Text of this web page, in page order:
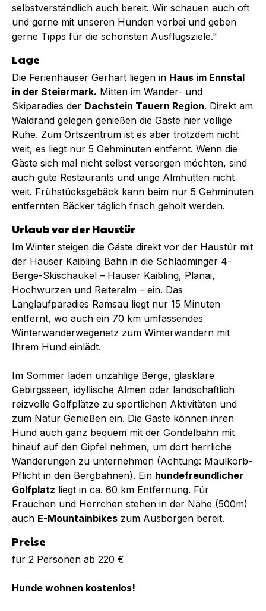
selbstverständlich auch bereit. Wir schauen auch oft
und gerne mit unseren Hunden vorbei und geben
gerne Tipps für die schönsten Ausflugsziele."
Lage
Die Ferienhäuser Gerhart liegen in Haus im Ennstal
in der Steiermark. Mitten im Wander- und
Skiparadies der Dachstein Tauern Region. Direkt am
Waldrand gelegen genießen die Gäste hier völlige
Ruhe. Zum Ortszentrum ist es aber trotzdem nicht
weit, es liegt nur 5 Gehminuten entfernt. Wenn die
Gäste sich mal nicht selbst versorgen möchten, sind
auch gute Restaurants und urige Almhütten nicht
weit. Frühstücksgebäck kann beim nur 5 Gehminuten
entfernten Bäcker täglich frisch geholt werden.
Urlaub vor der Haustür
Im Winter steigen die Gäste direkt vor der Haustür mit
der Hauser Kaibling Bahn in die Schladminger 4-
Berge-Skischaukel – Hauser Kaibling, Planai,
Hochwurzen und Reiteralm – ein. Das
Langlaufparadies Ramsau liegt nur 15 Minuten
entfernt, wo auch ein 70 km umfassendes
Winterwanderwegenetz zum Winterwandern mit
Ihrem Hund einlädt.
Im Sommer laden unzählige Berge, glasklare
Gebirgsseen, idyllische Almen oder landschaftlich
reizvolle Golfplätze zu sportlichen Aktivitäten und
zum Natur Genießen ein. Die Gäste können ihren
Hund auch ganz bequem mit der Gondelbahn mit
hinauf auf den Gipfel nehmen, um dort herrliche
Wanderungen zu unternehmen (Achtung: Maulkorb-
Pflicht in den Bergbahnen). Ein hundefreundlicher
Golfplatz liegt in ca. 60 km Entfernung. Für
Frauchen und Herrchen stehen in der Nähe (500m)
auch E-Mountainbikes zum Ausborgen bereit.
Preise
für 2 Personen ab 220 €
Hunde wohnen kostenlos!